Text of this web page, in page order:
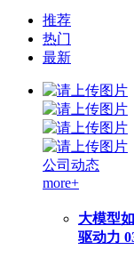
推荐
热门
最新
公司动态
more+
大模型
驱动力